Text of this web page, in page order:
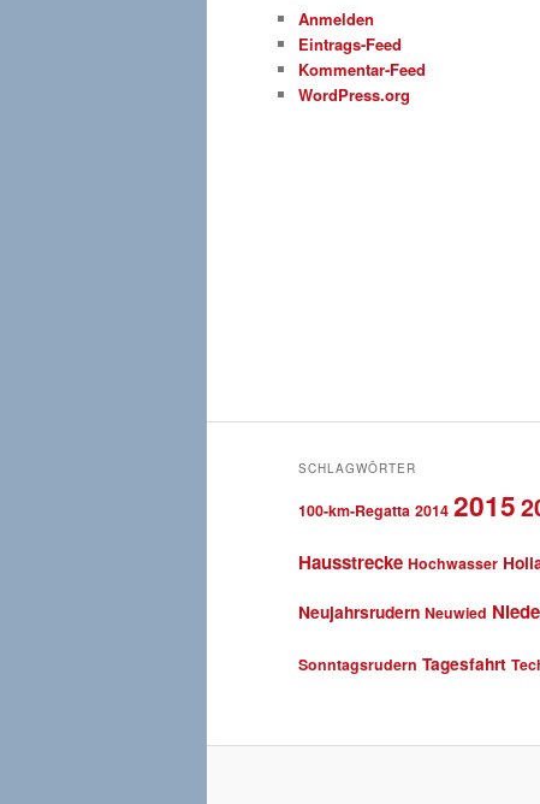
Anmelden
Eintrags-Feed
Kommentar-Feed
WordPress.org
SCHLAGWÖRTER
100-km-Regatta 2014 2015
Hausstrecke Hochwasser
Neujahrsrudern Neuwied
Sonntagsrudern Tagesfahrt